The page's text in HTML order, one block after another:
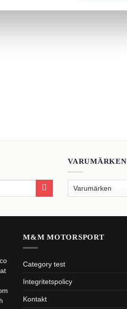
VARUMÄRKEN
M&M MOTORSPORT
Category test
Integritetspolicy
Kontakt